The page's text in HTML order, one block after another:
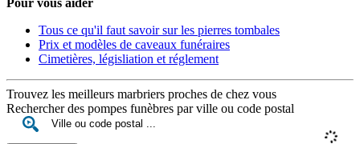
Tous ce qu'il faut savoir sur les pierres tombales
Prix et modèles de caveaux funéraires
Cimetières, législiation et réglement
Trouvez les meilleurs marbriers proches de chez vous
Rechercher des pompes funèbres par ville ou code postal